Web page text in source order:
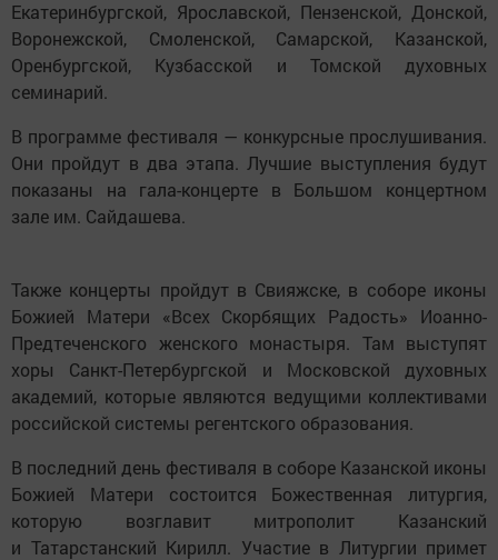
Екатеринбургской, Ярославской, Пензенской, Донской,
Воронежской, Смоленской, Самарской, Казанской,
Оренбургской, Кузбасской и Томской духовных
семинарий.
В программе фестиваля — конкурсные прослушивания.
Они пройдут в два этапа. Лучшие выступления будут
показаны на гала-концерте в Большом концертном
зале им. Сайдашева.
Также концерты пройдут в Свияжске, в соборе иконы
Божией Матери «Всех Скорбящих Радость» Иоанно-
Предтеченского женского монастыря. Там выступят
хоры Санкт-Петербургской и Московской духовных
академий, которые являются ведущими коллективами
российской системы регентского образования.
В последний день фестиваля в соборе Казанской иконы
Божией Матери состоится Божественная литургия,
которую возглавит митрополит Казанский
и Татарстанский Кирилл. Участие в Литургии примет